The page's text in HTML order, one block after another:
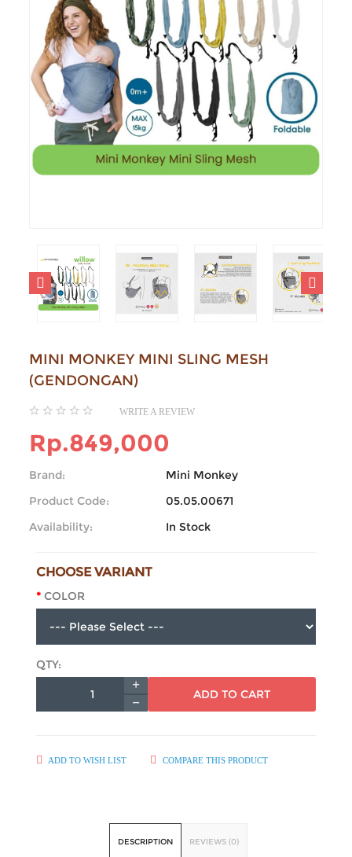
MINI MONKEY MINI SLING MESH
(GENDONGAN)
WRITE A REVIEW
Rp.849,000
Brand:
Mini Monkey
Product Code:
05.05.00671
Availability:
In Stock
CHOOSE VARIANT
COLOR
QTY:
ADD TO CART
ADD TO WISH LIST COMPARE THIS PRODUCT
DESCRIPTION REVIEWS (0)